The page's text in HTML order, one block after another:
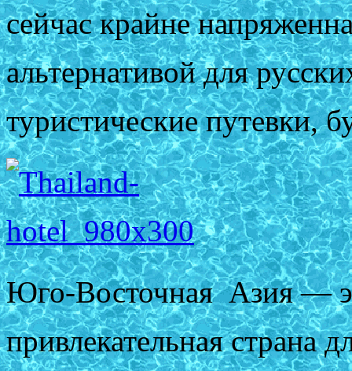
сейчас крайне
альтернативой для
туристические путевки,
Юго-Восточная Азия —
привлекательная страна